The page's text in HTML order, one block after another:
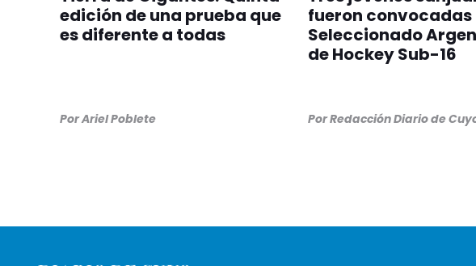
edición de una prueba que
es diferente a todas
PorAriel Poblete
fueron convocadas
Seleccionado
de Hockey Sub-16
PorRedacción Diario de